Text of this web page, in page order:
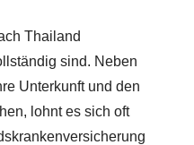
Thailand
sind. Neben
Unterkunft und den
lohnt es sich oft